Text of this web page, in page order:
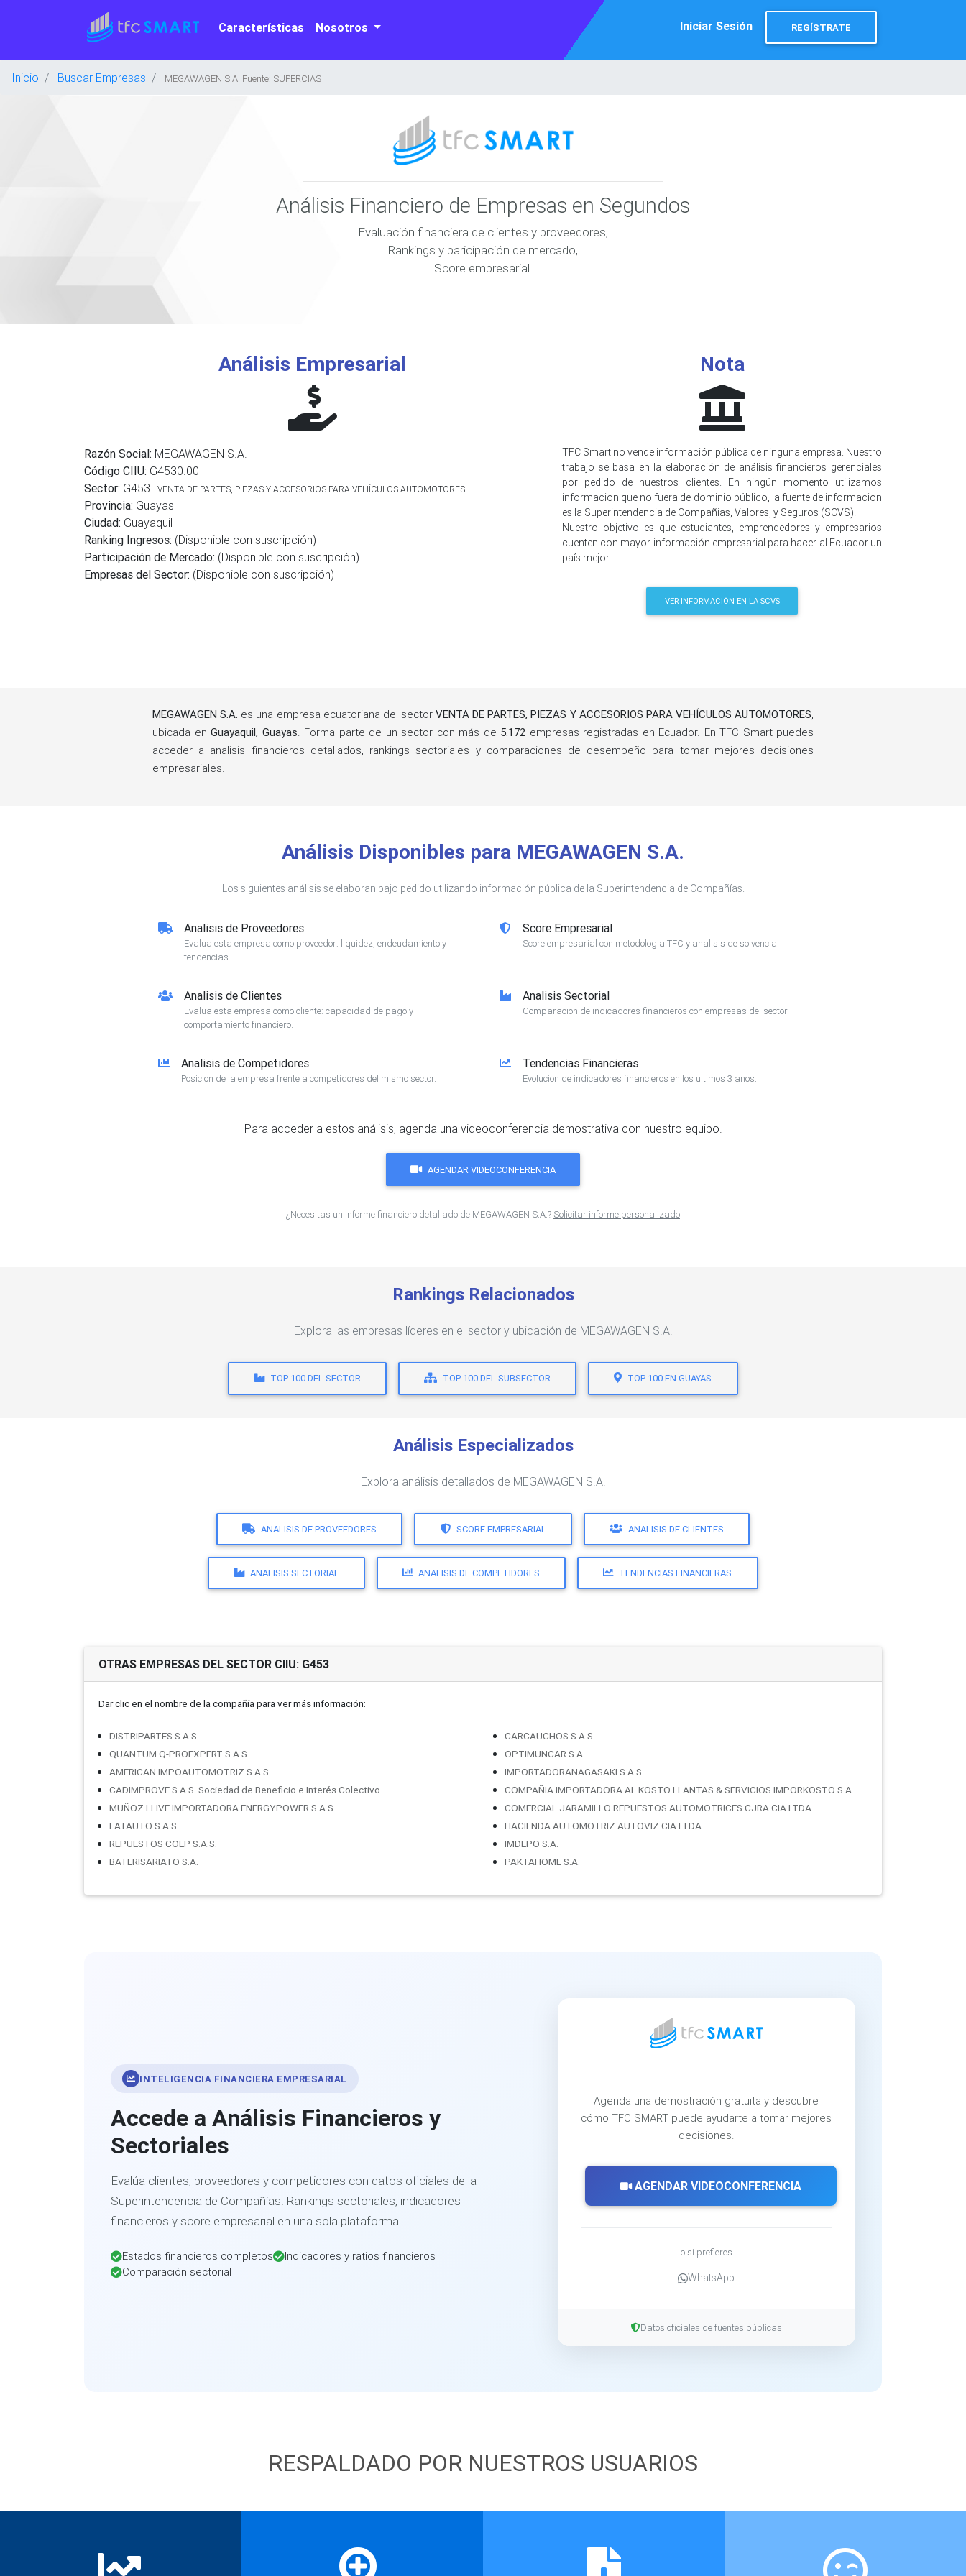
Características Nosotros Iniciar Sesión REGÍSTRATE
Inicio Buscar Empresas MEGAWAGEN S.A. Fuente: SUPERCIAS
Análisis Financiero de Empresas en Segundos
Evaluación financiera de clientes y proveedores,
Rankings y paricipación de mercado,
Score empresarial.
Análisis Empresarial
Razón Social: MEGAWAGEN S.A.
Código CIIU: G4530.00
Sector: G453 - VENTA DE PARTES, PIEZAS Y ACCESORIOS PARA VEHÍCULOS AUTOMOTORES.
Provincia: Guayas
Ciudad: Guayaquil
Ranking Ingresos: (Disponible con suscripción)
Participación de Mercado: (Disponible con suscripción)
Empresas del Sector: (Disponible con suscripción)
Nota
TFC Smart no vende información pública de ninguna empresa. Nuestro
trabajo se basa en la elaboración de análisis financieros gerenciales
por pedido de nuestros clientes. En ningún momento utilizamos
informacion que no fuera de dominio público, la fuente de informacion
es la Superintendencia de Compañias, Valores, y Seguros (SCVS).
Nuestro objetivo es que estudiantes, emprendedores y empresarios
cuenten con mayor información empresarial para hacer al Ecuador un
país mejor.
VER INFORMACIÓN EN LA SCVS
MEGAWAGEN S.A. es una empresa ecuatoriana del sector VENTA DE PARTES, PIEZAS Y ACCESORIOS PARA VEHÍCULOS AUTOMOTORES,
ubicada en Guayaquil, Guayas. Forma parte de un sector con más de 5.172 empresas registradas en Ecuador. En TFC Smart puedes
acceder a analisis financieros detallados, rankings sectoriales y comparaciones de desempeño para tomar mejores decisiones
empresariales.
Análisis Disponibles para MEGAWAGEN S.A.
Los siguientes análisis se elaboran bajo pedido utilizando información pública de la Superintendencia de Compañías.
Analisis de Proveedores
Evalua esta empresa como proveedor: liquidez, endeudamiento y
tendencias.
Score Empresarial
Score empresarial con metodologia TFC y analisis de solvencia.
Analisis de Clientes
Evalua esta empresa como cliente: capacidad de pago y
comportamiento financiero.
Analisis Sectorial
Comparacion de indicadores financieros con empresas del sector.
Analisis de Competidores
Posicion de la empresa frente a competidores del mismo sector.
Tendencias Financieras
Evolucion de indicadores financieros en los ultimos 3 anos.
Para acceder a estos análisis, agenda una videoconferencia demostrativa con nuestro equipo.
AGENDAR VIDEOCONFERENCIA
¿Necesitas un informe financiero detallado de MEGAWAGEN S.A.? Solicitar informe personalizado
Rankings Relacionados
Explora las empresas líderes en el sector y ubicación de MEGAWAGEN S.A.
TOP 100 DEL SECTOR TOP 100 DEL SUBSECTOR TOP 100 EN GUAYAS
Análisis Especializados
Explora análisis detallados de MEGAWAGEN S.A.
ANALISIS DE PROVEEDORES SCORE EMPRESARIAL ANALISIS DE CLIENTES
ANALISIS SECTORIAL ANALISIS DE COMPETIDORES TENDENCIAS FINANCIERAS
OTRAS EMPRESAS DEL SECTOR CIIU: G453
Dar clic en el nombre de la compañí­a para ver más información:
DISTRIPARTES S.A.S.
QUANTUM Q-PROEXPERT S.A.S.
AMERICAN IMPOAUTOMOTRIZ S.A.S.
CADIMPROVE S.A.S. Sociedad de Beneficio e Interés Colectivo
MUÑOZ LLIVE IMPORTADORA ENERGYPOWER S.A.S.
LATAUTO S.A.S.
REPUESTOS COEP S.A.S.
BATERISARIATO S.A.
CARCAUCHOS S.A.S.
OPTIMUNCAR S.A.
IMPORTADORANAGASAKI S.A.S.
COMPAÑIA IMPORTADORA AL KOSTO LLANTAS & SERVICIOS IMPORKOSTO S.A.
COMERCIAL JARAMILLO REPUESTOS AUTOMOTRICES CJRA CIA.LTDA.
HACIENDA AUTOMOTRIZ AUTOVIZ CIA.LTDA.
IMDEPO S.A.
PAKTAHOME S.A.
INTELIGENCIA FINANCIERA EMPRESARIAL
Accede a Análisis Financieros y
Sectoriales
Evalúa clientes, proveedores y competidores con datos oficiales de la
Superintendencia de Compañías. Rankings sectoriales, indicadores
financieros y score empresarial en una sola plataforma.
Estados financieros completos
Indicadores y ratios financieros
Comparación sectorial
Agenda una demostración gratuita y descubre
cómo TFC SMART puede ayudarte a tomar mejores
decisiones.
AGENDAR VIDEOCONFERENCIA
o si prefieres
WhatsApp
Datos oficiales de fuentes públicas
RESPALDADO POR NUESTROS USUARIOS